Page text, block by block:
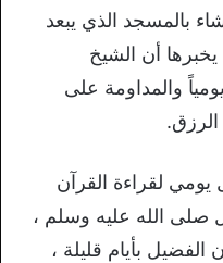
بالمسجد الذي يبعد
أن الشيخ
والمداومة على
يومي لقراءة القرآن
صلى الله عليه وسلم ،
بأيام قليلة ،